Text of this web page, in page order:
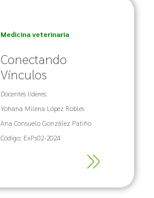
Medicina veterinaria
Conectando
Vínculos
Docentes lideres:
Yohana Milena López Robles
Ana Consuelo González Patiño
Código: ExPs02-2024